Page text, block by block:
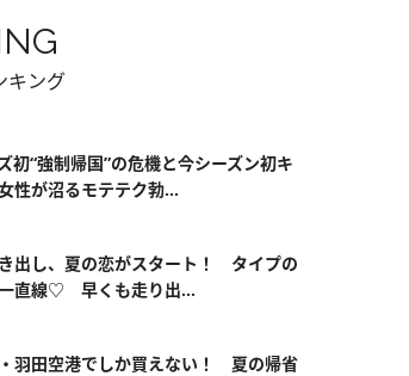
キング
初“強制帰国”の危機と今シーズン初キ
性が沼るモテテク勃...
出し、夏の恋がスタート！ タイプの
直線♡ 早くも走り出...
羽田空港でしか買えない！ 夏の帰省